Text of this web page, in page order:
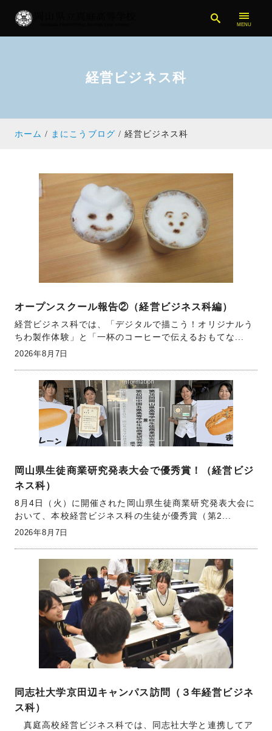
経営ビジネス科
ホーム まにこうブログ 経営ビジネス科
オープンスクール報告②（経営ビジネス科編）
経営ビジネス科では、「デジタルで描こう！オリジナルう
ちわ製作体験」と「一杯のコーヒーで伝えるおもてな...
2026年8月7日
岡山県生徒商業研究発表大会で優秀賞！（経営ビジ
ネス科）
8月4日（火）に開催された岡山県生徒商業研究発表大会に
おいて、本校経営ビジネス科の生徒が優秀賞（第2...
2026年8月7日
同志社大学京田辺キャンパス訪問（３年経営ビジネ
ス科）
真庭高校経営ビジネス科では、同志社大学と連携してア